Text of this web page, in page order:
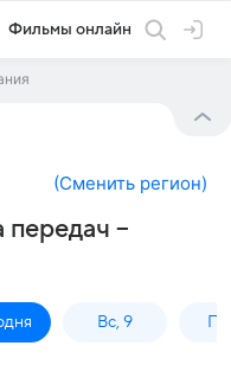
Фильмы онлайн
(Сменить регион)
передач –
Вс, 9